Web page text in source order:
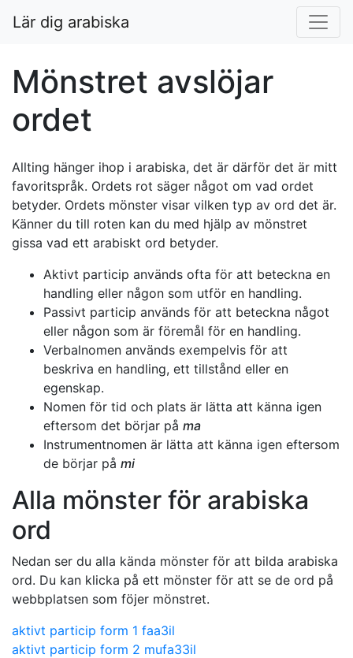
Lär dig arabiska
Mönstret avslöjar
ordet
Allting hänger ihop i arabiska, det är därför det är mitt
favoritspråk. Ordets rot säger något om vad ordet
betyder. Ordets mönster visar vilken typ av ord det är.
Känner du till roten kan du med hjälp av mönstret
gissa vad ett arabiskt ord betyder.
Aktivt particip används ofta för att beteckna en
handling eller någon som utför en handling.
Passivt particip används för att beteckna något
eller någon som är föremål för en handling.
Verbalnomen används exempelvis för att
beskriva en handling, ett tillstånd eller en
egenskap.
Nomen för tid och plats är lätta att känna igen
eftersom det börjar på ma
Instrumentnomen är lätta att känna igen eftersom
de börjar på mi
Alla mönster för arabiska
ord
Nedan ser du alla kända mönster för att bilda arabiska
ord. Du kan klicka på ett mönster för att se de ord på
webbplatsen som föjer mönstret.
aktivt particip form 1 faa3il
aktivt particip form 2 mufa33il